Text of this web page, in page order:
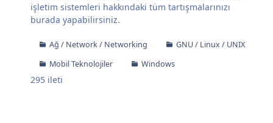
işletim sistemleri hakkındaki tüm tartışmalarınızı
burada yapabilirsiniz.
Ağ / Network / Networking
GNU / Linux / UNIX
Mobil Teknolojiler
Windows
295 ileti